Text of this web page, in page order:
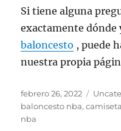
Si tiene alguna
exactamente dónde
baloncesto , puede
nuestra propia
Publicado
el
febrero 26, 2022
baloncesto nba,
nba